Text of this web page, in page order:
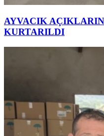
AYVACIK
KURTARILDI